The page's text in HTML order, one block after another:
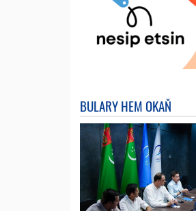
BULARY HEM OKAŇ